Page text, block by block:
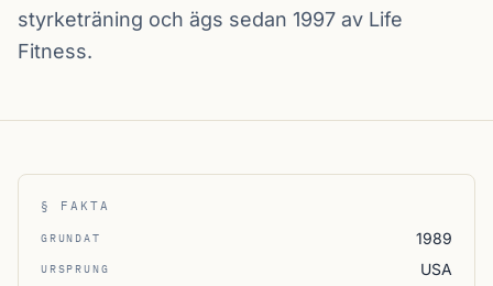
styrketräning och ägs sedan 1997 av Life
Fitness.
§ FAKTA
GRUNDAT 1989
URSPRUNG USA